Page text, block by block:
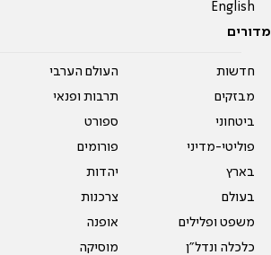
English
מדורים
חדשות
מבזקים
ביטחוני
פוליטי-מדיני
בארץ
בעולם
משפט ופלילים
כלכלה ונדל"ן
העולם הערבי
תרבות ופנאי
ספורט
פורומים
יהדות
צרכנות
אופנה
מוסיקה